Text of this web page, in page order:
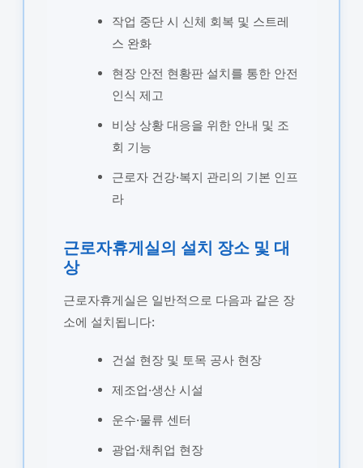
작업 중단 시 신체 회복 및 스트레
스 완화
현장 안전 현황판 설치를 통한 안전
인식 제고
비상 상황 대응을 위한 안내 및 조
회 기능
근로자 건강·복지 관리의 기본 인프
라
근로자휴게실의 설치 장소 및 대
상
근로자휴게실은 일반적으로 다음과 같은 장
소에 설치됩니다:
건설 현장 및 토목 공사 현장
제조업·생산 시설
운수·물류 센터
광업·채취업 현장